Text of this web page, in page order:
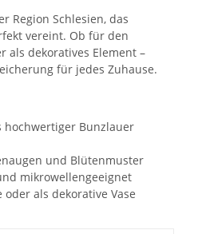
Region Schlesien, das
vereint. Ob für den
als dekoratives Element –
für jedes Zuhause.
hochwertiger Bunzlauer
und Blütenmuster
mikrowellengeeignet
als dekorative Vase